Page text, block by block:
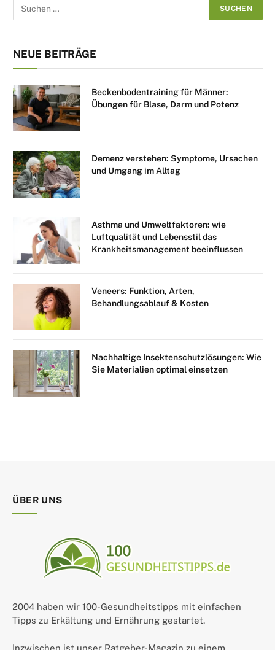
NEUE BEITRÄGE
Beckenbodentraining für Männer:
Übungen für Blase, Darm und Potenz
Demenz verstehen: Symptome, Ursachen
und Umgang im Alltag
Asthma und Umweltfaktoren: wie
Luftqualität und Lebensstil das
Krankheitsmanagement beeinflussen
Veneers: Funktion, Arten,
Behandlungsablauf & Kosten
Nachhaltige Insektenschutzlösungen: Wie
Sie Materialien optimal einsetzen
ÜBER UNS
2004 haben wir 100-Gesundheitstipps mit einfachen
Tipps zu Erkältung und Ernährung gestartet.
Inzwischen ist unser Ratgeber-Magazin zu einem